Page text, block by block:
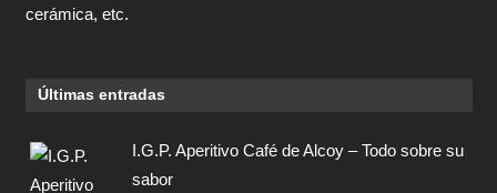
cerámica, etc.
Últimas entradas
I.G.P. Aperitivo Café de Alcoy – Todo sobre su
sabor